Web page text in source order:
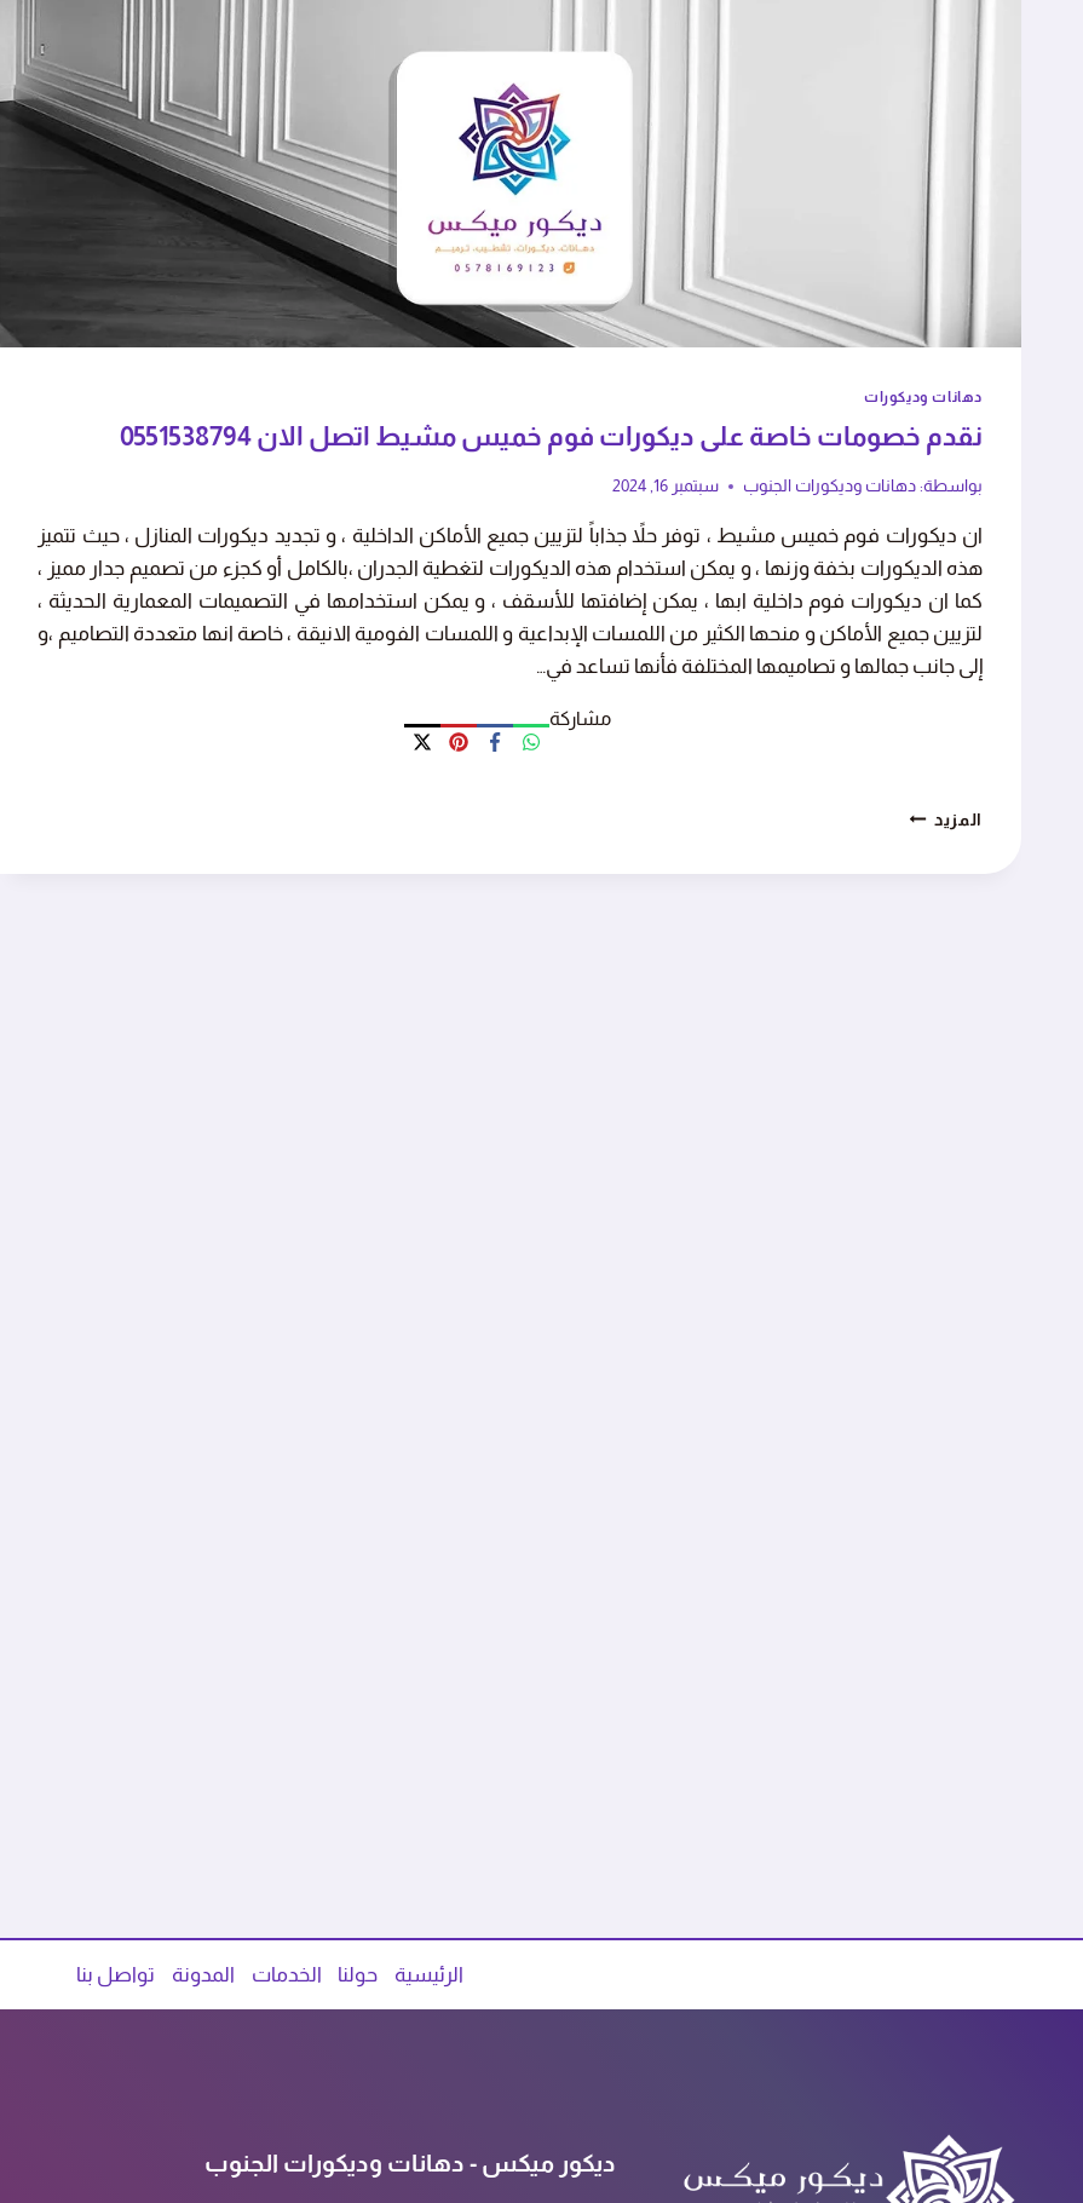
دهانات وديكورات
نقدم خصومات خاصة على ديكورات فوم خميس مشيط اتصل الان 0551538794
بواسطة: دهانات وديكورات الجنوب سبتمبر 16, 2024
ان ديكورات فوم خميس مشيط ، توفر حلاً جذاباً لتزيين جميع الأماكن الداخلية ، و تجديد ديكورات المنازل ، حيث تتميز
هذه الديكورات بخفة وزنها ، و يمكن استخدام هذه الديكورات لتغطية الجدران ،بالكامل أو كجزء من تصميم جدار مميز ،
كما ان ديكورات فوم داخلية ابها ، يمكن إضافتها للأسقف ، و يمكن استخدامها في التصميمات المعمارية الحديثة ،
لتزيين جميع الأماكن و منحها الكثير من اللمسات الإبداعية و اللمسات الفومية الانيقة ، خاصة انها متعددة التصاميم ،و
إلى جانب جمالها و تصاميمها المختلفة فأنها تساعد في…
مشاركة
المزيد نقدم
رائع."
أبها - حي الريان
استجابة سريعة وجودة عالية، أنصح
بهم."
"دهان الشقة كان سريع وممتاز، شكراً
لكم."
الرئيسية حولنا الخدمات المدونة تواصل بنا
ديكور ميكس - دهانات وديكورات الجنوب